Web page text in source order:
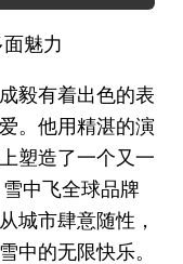
魅力
毅有着出色的表
。他用精湛的演
塑造了一个又一
中飞全球品牌
城市肆意随性，
中的无限快乐。